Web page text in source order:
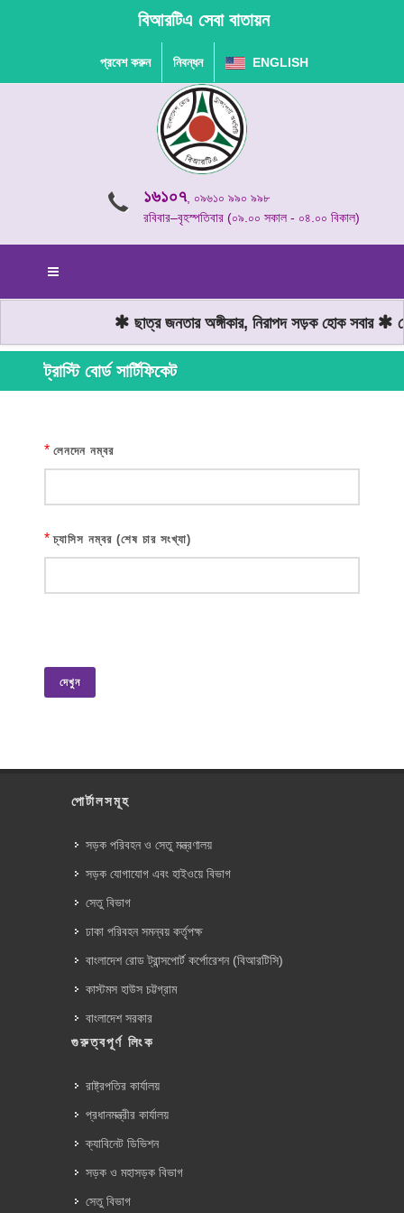
বিআরটিএ সেবা বাতায়ন
প্রবেশ করুন নিবন্ধন ENGLISH
১৬১০৭, ০৯৬১০ ৯৯০ ৯৯৮
রবিবার–বৃহস্পতিবার (০৯.০০ সকাল - ০৪.০০ বিকাল)
ছাত্র জনতার অঙ্গীকার, নিরাপদ সড়ক হোক সবার
ট্রাস্টি বোর্ড সার্টিফিকেট
* লেনদেন নম্বর
* চ্যাসিস নম্বর (শেষ চার সংখ্যা)
দেখুন
পোর্টালসমূহ
সড়ক পরিবহন ও সেতু মন্ত্রণালয়
সড়ক যোগাযোগ এবং হাইওয়ে বিভাগ
সেতু বিভাগ
ঢাকা পরিবহন সমন্বয় কর্তৃপক্ষ
বাংলাদেশ রোড ট্রান্সপোর্ট কর্পোরেশন (বিআরটিসি)
কাস্টমস হাউস চট্টগ্রাম
বাংলাদেশ সরকার
গুরুত্বপূর্ণ লিংক
রাষ্ট্রপতির কার্যালয়
প্রধানমন্ত্রীর কার্যালয়
ক্যাবিনেট ডিভিশন
সড়ক ও মহাসড়ক বিভাগ
সেতু বিভাগ